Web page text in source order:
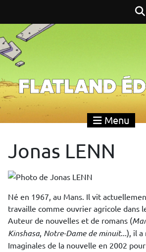
Flatland
Menu
Jonas LENN
Né en 1967, au Mans. Il vit
travaille comme ouvrier agricole dans
Auteur de nouvelles et de romans (
Kinshasa, Notre-Dame de minuit...), il
Imaginales de la nouvelle en 2002 pour